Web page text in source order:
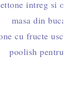
cu pas, cu
cu fructe
poolish pentru